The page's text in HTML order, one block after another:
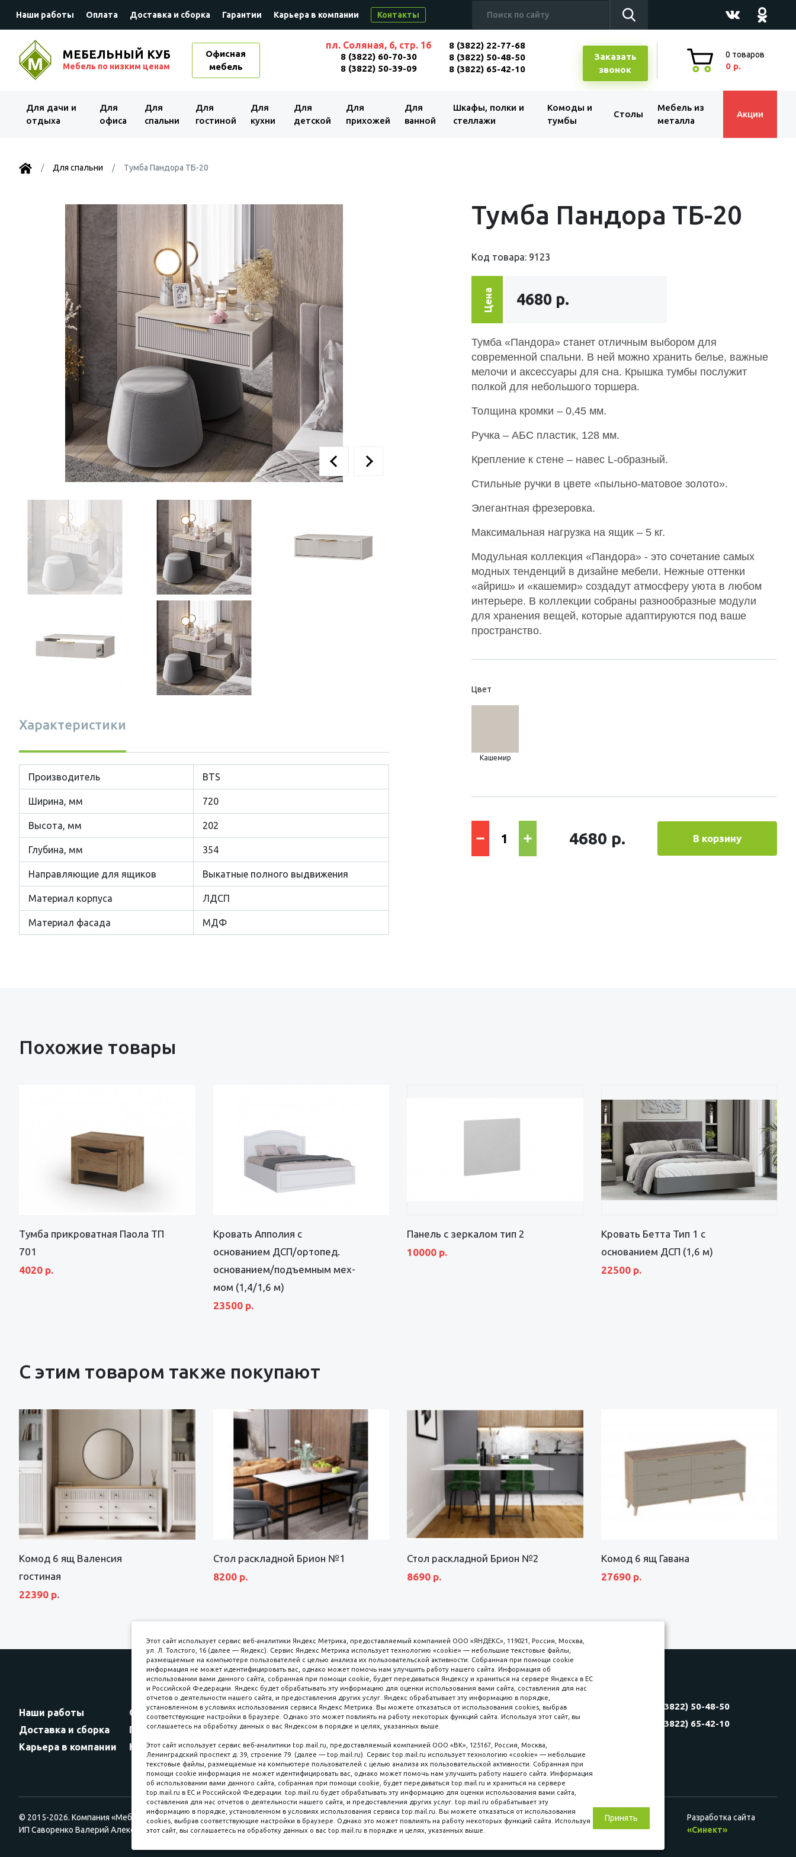
Наши работы Оплата Доставка и сборка Гарантии Карьера в компании Контакты
МЕБЕЛЬНЫЙ КУБ
Мебель по низким ценам
Офисная
мебель
пл. Соляная, 6, стр. 16
8 (3822) 60-70-30
8 (3822) 50-39-09
8 (3822) 22-77-68
8 (3822) 50-48-50
8 (3822) 65-42-10
Заказать
звонок
0 товаров
0 р.
Для дачи и
отдыха
Для
офиса
Для
спальни
Для
гостиной
Для
кухни
Для
детской
Для
прихожей
Для
ванной
Шкафы, полки и
стеллажи
Комоды и
тумбы
Столы
Мебель из
металла
Акции
Для спальни Тумба Пандора ТБ-20
Характеристики
Производитель BTS
Ширина, мм 720
Высота, мм 202
Глубина, мм 354
Направляющие для ящиков Выкатные полного выдвижения
Материал корпуса ЛДСП
Материал фасада МДФ
Тумба Пандора ТБ-20
Код товара: 9123
Цена 4680 р.
Тумба «Пандора» станет отличным выбором для
современной спальни. В ней можно хранить белье, важные
мелочи и аксессуары для сна. Крышка тумбы послужит
полкой для небольшого торшера.
Толщина кромки – 0,45 мм.
Ручка – АБС пластик, 128 мм.
Крепление к стене – навес L-образный.
Стильные ручки в цвете «пыльно-матовое золото».
Элегантная фрезеровка.
Максимальная нагрузка на ящик – 5 кг.
Модульная коллекция «Пандора» - это сочетание самых
модных тенденций в дизайне мебели. Нежные оттенки
«айриш» и «кашемир» создадут атмосферу уюта в любом
интерьере. В коллекции собраны разнообразные модули
для хранения вещей, которые адаптируются под ваше
пространство.
Цвет
Кашемир
4680 р. В корзину
Похожие товары
Тумба прикроватная Паола ТП
701
4020 р.
Кровать Апполия с
основанием ДСП/ортопед.
основанием/подъемным мех-
мом (1,4/1,6 м)
23500 р.
Панель с зеркалом тип 2
10000 р.
Кровать Бетта Тип 1 с
основанием ДСП (1,6 м)
22500 р.
С этим товаром также покупают
Комод 6 ящ Валенсия
гостиная
22390 р.
Стол раскладной Брион №1
8200 р.
Стол раскладной Брион №2
8690 р.
Комод 6 ящ Гавана
27690 р.
Наши работы
Оплата
Доставка и сборка
Гарантии
Карьера в компании
Контакты
Принимаем к оплате
Наличные
пл. Соляная, 6, стр. 16
8 (3822) 60-70-30
8 (3822) 22-77-68
8 (3822) 50-48-50
8 (3822) 65-42-10
© 2015-2026. Компания «Мебельный куб».
ИП Саворенко Валерий Александрович. Россия, г. Томск, пл. Соляная, 6 стр. 16, Цокольный этаж
Мы в соц. сетях
Разработка сайта
«Синект»
Этот сайт использует сервис веб-аналитики Яндекс Метрика, предоставляемый компанией ООО «ЯНДЕКС», 119021, Россия, Москва,
ул. Л. Толстого, 16 (далее — Яндекс). Сервис Яндекс Метрика использует технологию «cookie» — небольшие текстовые файлы,
размещаемые на компьютере пользователей с целью анализа их пользовательской активности. Собранная при помощи cookie
информация не может идентифицировать вас, однако может помочь нам улучшить работу нашего сайта. Информация об
использовании вами данного сайта, собранная при помощи cookie, будет передаваться Яндексу и храниться на сервере Яндекса в ЕС
и Российской Федерации. Яндекс будет обрабатывать эту информацию для оценки использования вами сайта, составления для нас
отчетов о деятельности нашего сайта, и предоставления других услуг. Яндекс обрабатывает эту информацию в порядке,
установленном в условиях использования сервиса Яндекс Метрика. Вы можете отказаться от использования cookies, выбрав
соответствующие настройки в браузере. Однако это может повлиять на работу некоторых функций сайта. Используя этот сайт, вы
соглашаетесь на обработку данных о вас Яндексом в порядке и целях, указанных выше.
Этот сайт использует сервис веб-аналитики top.mail.ru, предоставляемый компанией ООО «ВК», 125167, Россия, Москва,
Ленинградский проспект д. 39, строение 79. (далее — top.mail.ru). Сервис top.mail.ru использует технологию «cookie» — небольшие
текстовые файлы, размещаемые на компьютере пользователей с целью анализа их пользовательской активности. Собранная при
помощи cookie информация не может идентифицировать вас, однако может помочь нам улучшить работу нашего сайта. Информация
об использовании вами данного сайта, собранная при помощи cookie, будет передаваться top.mail.ru и храниться на сервере
top.mail.ru в ЕС и Российской Федерации. top.mail.ru будет обрабатывать эту информацию для оценки использования вами сайта,
составления для нас отчетов о деятельности нашего сайта, и предоставления других услуг. top.mail.ru обрабатывает эту
информацию в порядке, установленном в условиях использования сервиса top.mail.ru. Вы можете отказаться от использования
cookies, выбрав соответствующие настройки в браузере. Однако это может повлиять на работу некоторых функций сайта. Используя
этот сайт, вы соглашаетесь на обработку данных о вас top.mail.ru в порядке и целях, указанных выше.
Принять